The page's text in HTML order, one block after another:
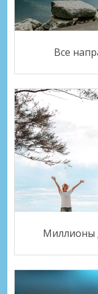
Все
Миллионы